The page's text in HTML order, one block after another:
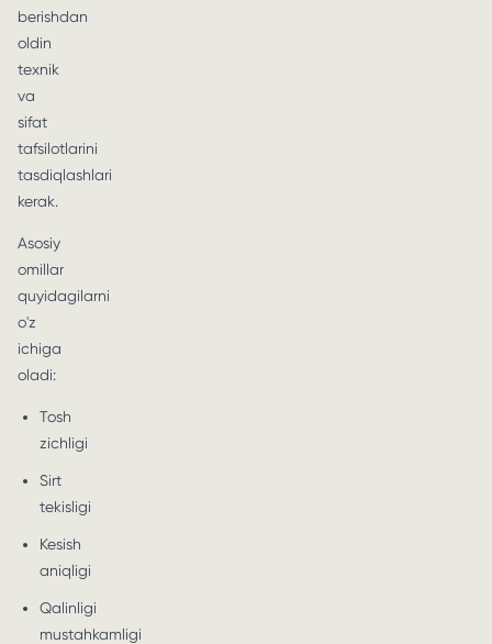
berishdan
oldin
texnik
va
sifat
tafsilotlarini
tasdiqlashlari
kerak.
Asosiy
omillar
quyidagilarni
o'z
ichiga
oladi:
Tosh
zichligi
Sirt
tekisligi
Kesish
aniqligi
Qalinligi
mustahkamligi